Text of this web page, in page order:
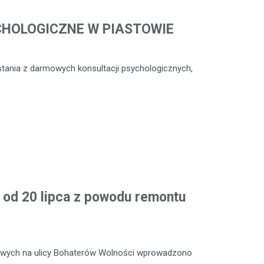
W PIASTOWIE
z darmowych konsultacji psychologicznych,
20 lipca z powodu remontu
na ulicy Bohaterów Wolności wprowadzono